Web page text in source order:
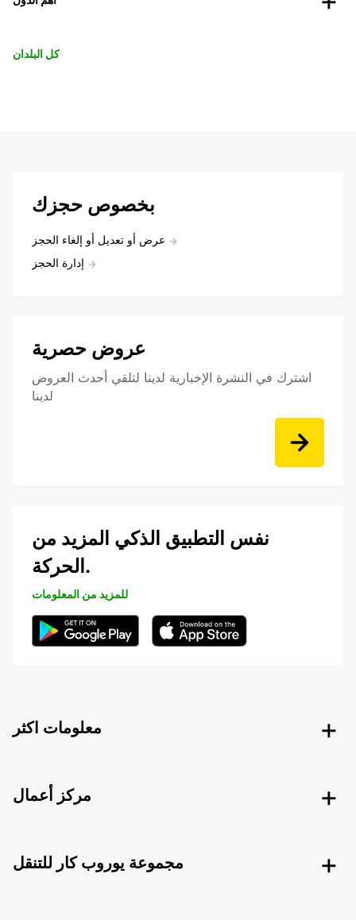
كل البلدان
بخصوص حجزك
عرض أو تعديل أو إلغاء الحجز
إدارة الحجز
عروض حصرية
اشترك في النشرة الإخبارية لدينا لتلقي أحدث العروض
لدينا
نفس التطبيق الذكي المزيد من
الحركة.
للمزيد من المعلومات
معلومات اكثر
مركز أعمال
مجموعة يوروب كار للتنقل